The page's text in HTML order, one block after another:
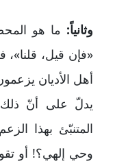
وثانياً: ما هو
«فإن قيل، قلنا»،
أهل الأديان
يدلّ على أنّ ذلك
المتنبّئ بهذا
وحي إلهي؟! أو